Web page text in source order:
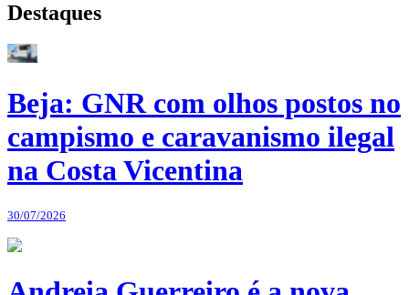
Destaques
Beja: GNR com olhos postos no
campismo e caravanismo ilegal
na Costa Vicentina
30/07/2026